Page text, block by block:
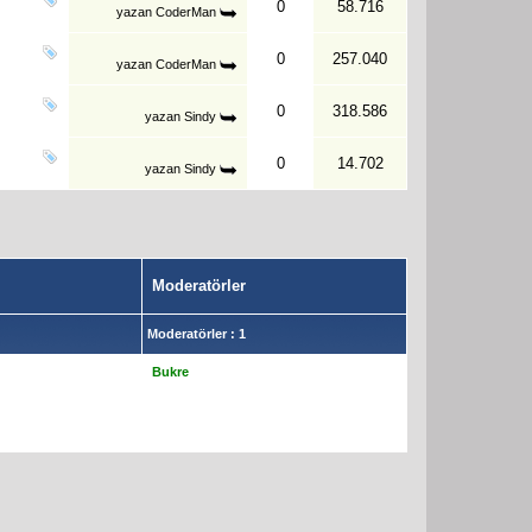
yazan CoderMan 0 58.716
yazan CoderMan 0 257.040
yazan Sindy 0 318.586
yazan Sindy 0 14.702
Moderatörler
Moderatörler : 1
Bukre